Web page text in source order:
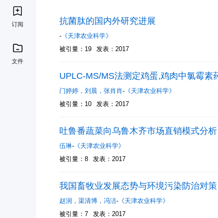
订阅
文件
抗菌肽的国内外研究进展
- 《天津农业科学》
被引量：19
发表：2017
UPLC-MS/MS法测定鸡蛋,鸡肉中氯霉素
门婷婷 ， 刘晨 ， 张肖肖- 《天津农业科学》
被引量：10
发表：2017
吐鲁番蔬菜向乌鲁木齐市场直销模式分析
伍琳- 《天津农业科学》
被引量：8
发表：2017
我国畜牧业发展态势与环境污染防治对策
赵润 ， 渠清博 ， 冯洁- 《天津农业科学》
被引量：7
发表：2017